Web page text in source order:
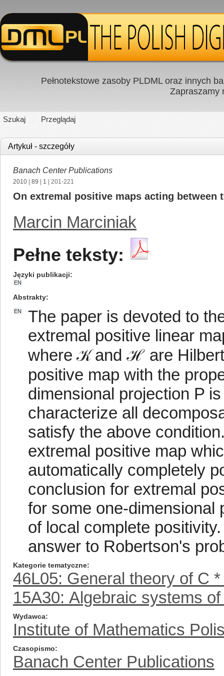
Pełnotekstowe zasoby PLDML oraz innych
Zapraszamy
Szukaj Przeglądaj
Artykuł - szczegóły
Banach Center Publications
2010 89 1 | 201-221
On extremal positive maps acting between
Marcin Marciniak
Pełne teksty:
Języki publikacji
EN
Abstrakty
EN
The paper is devoted to
extremal positive linear
where 𝒦 and ℋ are
positive map with the
dimensional projection P
characterize all
satisfy the above
extremal positive map
automatically completely
conclusion for extremal
for some one-dimensional
of local complete
answer to Robertson's
Kategorie tematyczne
46L05: General theory of C
15A30: Algebraic systems
Wydawca
Institute of Mathematics
Czasopismo
Banach Center Publications